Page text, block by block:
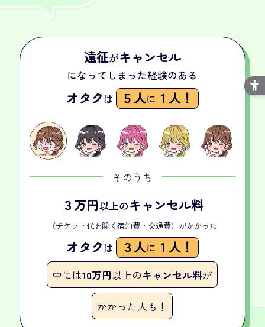
遠征がキャンセル
になってしまった経験のある
オタク は ５人に １人！
そのうち
３万円以上のキャンセル料
（チケット代を除く宿泊費・交通費）がかかった
オタク は ３人に １人！
中には10万円以上のキャンセル料が
かかった人も！